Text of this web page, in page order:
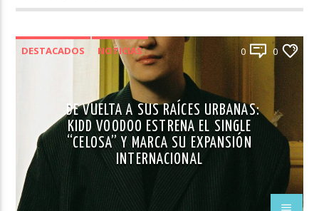
DESTACADOS NOTICIAS 0 0
DE VUELTA A SUS RAÍCES URBANAS:
KIDD VOODOO ESTRENA EL SINGLE
“CELOSA” Y MARCA SU EXPANSIÓN
INTERNACIONAL